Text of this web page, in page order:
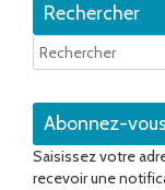
Rechercher
Abonnez-
Saisissez votre
recevoir une